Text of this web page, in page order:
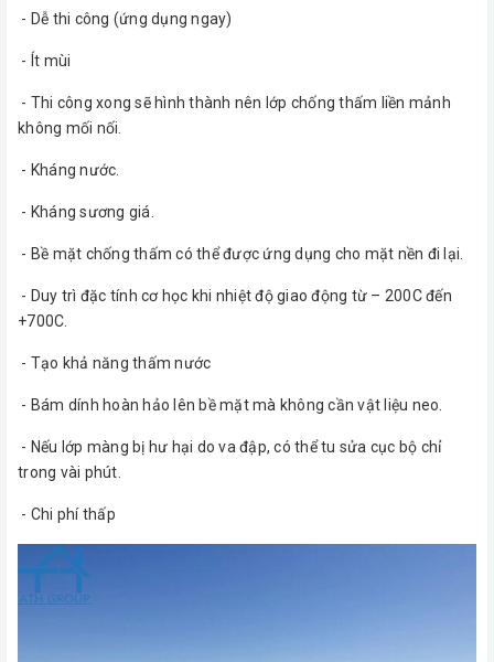
- Dễ thi công (ứng dụng ngay)
- Ít mùi
- Thi công xong sẽ hình thành nên lớp chống thấm liền mảnh
không mối nối.
- Kháng nước.
- Kháng sương giá.
- Bề mặt chống thấm có thể được ứng dụng cho mặt nền đi lại.
- Duy trì đặc tính cơ học khi nhiệt độ giao động từ – 200C đến
+700C.
- Tạo khả năng thấm nước
- Bám dính hoàn hảo lên bề mặt mà không cần vật liệu neo.
- Nếu lớp màng bị hư hại do va đập, có thể tu sửa cục bộ chỉ
trong vài phút.
- Chi phí thấp